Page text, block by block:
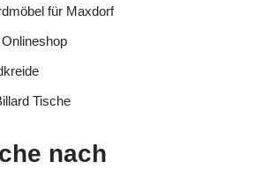
für Maxdorf
Tische
nach